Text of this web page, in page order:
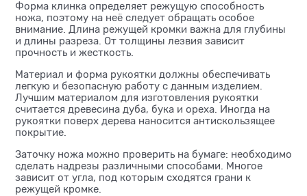
Форма клинка определяет режущую способность
ножа, поэтому на неё следует обращать особое
внимание. Длина режущей кромки важна для глубины
и длины разреза. От толщины лезвия зависит
прочность и жесткость.
Материал и форма рукоятки должны обеспечивать
легкую и безопасную работу с данным изделием.
Лучшим материалом для изготовления рукоятки
считается древесина дуба, бука и ореха. Иногда на
рукоятки поверх дерева наносится антискользящее
покрытие.
Заточку ножа можно проверить на бумаге: необходимо
сделать надрезы различными способами. Многое
зависит от угла, под которым сходятся грани к
режущей кромке.